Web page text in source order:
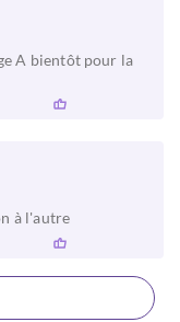
A bientôt pour la
à l'autre